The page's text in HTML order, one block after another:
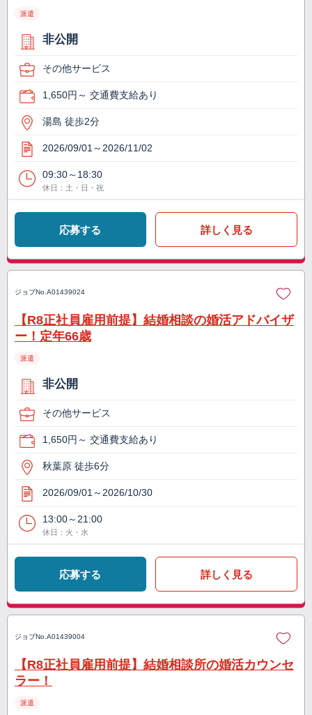
派遣
非公開
その他サービス
1,650円～ 交通費支給あり
湯島 徒歩2分
2026/09/01～2026/11/02
09:30～18:30
休日：土・日・祝
応募する 詳しく見る
ジョブNo. A01439024
【R8正社員雇用前提】結婚相談の婚活アドバイザ
ー！定年66歳
派遣
非公開
その他サービス
1,650円～ 交通費支給あり
秋葉原 徒歩6分
2026/09/01～2026/10/30
13:00～21:00
休日：火・水
応募する 詳しく見る
ジョブNo. A01439004
【R8正社員雇用前提】結婚相談所の婚活カウンセ
ラー！
派遣